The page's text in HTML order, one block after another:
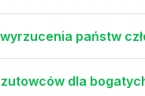
państw
dla